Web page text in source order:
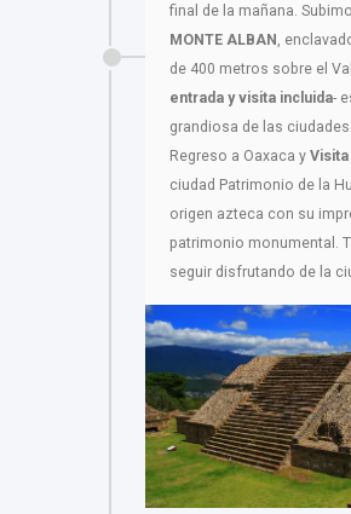
final de la mañana.
MONTE ALBAN ,
de 400 metros sobre el
entrada y visita incluida-
grandiosa de las ciudades
Regreso a Oaxaca y
ciudad Patrimonio de la
origen azteca con su
patrimonio monumental.
seguir disfrutando de la